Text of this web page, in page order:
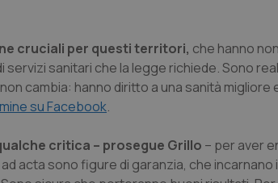
cruciali per questi territori, che hanno
servizi sanitari che la legge richiede. Sono
cambia: hanno diritto a una sanità migliore
su Facebook.
critica – prosegue Grillo – per aver
ad acta sono figure di garanzia, che